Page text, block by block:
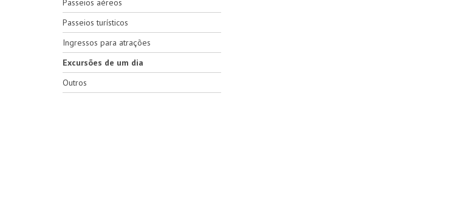
Passeios aéreos
Passeios turísticos
Ingressos para atrações
Excursões de um dia
Outros